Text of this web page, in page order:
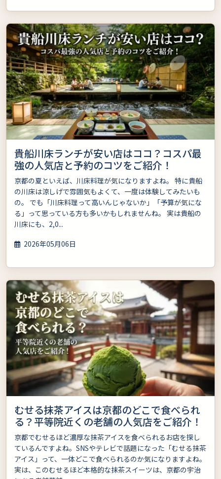
貴船川床ランチが安い店はココ？コスパ最
強の人気店と予約のコツをご紹介！
京都の夏といえば、川床料理が気になりますよね。 特に貴船
の川床は涼しげで雰囲気もよくて、一度は体験してみたいも
の。 でも「川床料理って高いんじゃないか」「予算が気にな
る」って思っている方も多いかもしれませんね。 実は貴船の
川床にも、2,0...
2026年05月06日
むせる抹茶アイスは京都のどこで食べられ
る？平等院近くの老舗の人気店をご紹介！
京都でむせるほど濃厚な抹茶アイスを食べられるお店を探し
ているんですよね。SNSやテレビで話題になった「むせる抹茶
アイス」って、一体どこで食べられるのか気になりますよね。
実は、このむせるほど本格的な抹茶スイーツは、京都の宇治